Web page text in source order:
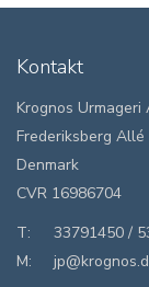
Kontakt
Krognos Urmageri
Frederiksberg Allé
Denmark
CVR 16986704
T:
33791450 /
M: